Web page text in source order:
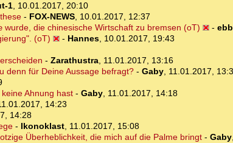
1, 10.01.2017, 20:10
- FOX-NEWS, 10.01.2017, 12:37
die chinesische Wirtschaft zu bremsen (oT)
-
(oT)
- Hannes, 10.01.2017, 19:43
- Zarathustra, 11.01.2017, 13:16
denn für Deine Aussage befragt?- Gaby, 11.01.2017,
Ahnung hast- Gaby, 11.01.2017, 14:18
14:23
14:28
- Ikonoklast, 11.01.2017, 15:08
Überheblichkeit, die mich auf die Palme bringt- Gaby,